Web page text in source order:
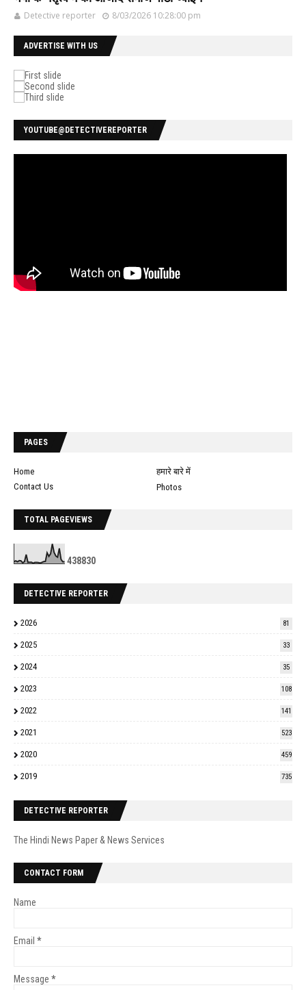
Detective reporter 8/03/2026 10:28:00 pm
ADVERTISE WITH US
YOUTUBE@DETECTIVEREPORTER
PAGES
Home
हमारे बारे में
Contact Us
Photos
TOTAL PAGEVIEWS
438830
DETECTIVE REPORTER
2026 81
2025 33
2024 35
2023 108
2022 141
2021 523
2020 459
2019 735
DETECTIVE REPORTER
The Hindi News Paper & News Services
CONTACT FORM
Name
Email *
Message *